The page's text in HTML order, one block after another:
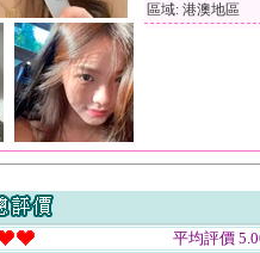
區域: 港澳地區
平均評價